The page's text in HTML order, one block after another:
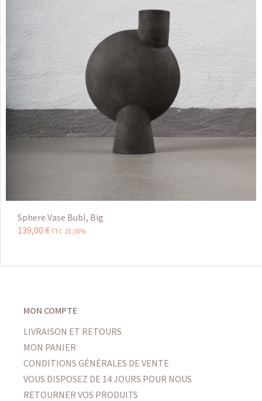
Sphere Vase Bubl, Big
139,00 € TTC 21,00%
MON COMPTE
LIVRAISON ET RETOURS
MON PANIER
CONDITIONS GÉNÉRALES DE VENTE
VOUS DISPOSEZ DE 14 JOURS POUR NOUS
RETOURNER VOS PRODUITS